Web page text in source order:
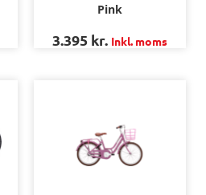
Pink
3.395 kr. Inkl. moms